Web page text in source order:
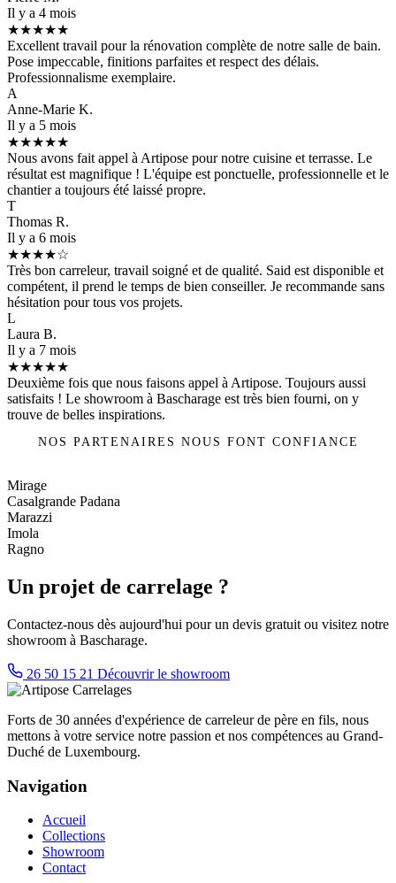
Il y a 4 mois
★★★★★
Excellent travail pour la rénovation complète de notre salle de bain.
Pose impeccable, finitions parfaites et respect des délais.
Professionnalisme exemplaire.
A
Anne-Marie K.
Il y a 5 mois
★★★★★
Nous avons fait appel à Artipose pour notre cuisine et terrasse. Le
résultat est magnifique ! L'équipe est ponctuelle, professionnelle et le
chantier a toujours été laissé propre.
T
Thomas R.
Il y a 6 mois
★★★★☆
Très bon carreleur, travail soigné et de qualité. Said est disponible et
compétent, il prend le temps de bien conseiller. Je recommande sans
hésitation pour tous vos projets.
L
Laura B.
Il y a 7 mois
★★★★★
Deuxième fois que nous faisons appel à Artipose. Toujours aussi
satisfaits ! Le showroom à Bascharage est très bien fourni, on y
trouve de belles inspirations.
NOS PARTENAIRES NOUS FONT CONFIANCE
Mirage
Casalgrande Padana
Marazzi
Imola
Ragno
Un projet de carrelage ?
Contactez-nous dès aujourd'hui pour un devis gratuit ou visitez notre
showroom à Bascharage.
26 50 15 21 Découvrir le showroom
Forts de 30 années d'expérience de carreleur de père en fils, nous
mettons à votre service notre passion et nos compétences au Grand-
Duché de Luxembourg.
Navigation
Accueil
Collections
Showroom
Contact